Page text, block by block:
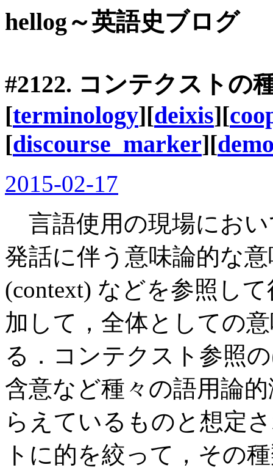
hellog～英語史ブログ
#2122. コンテクストの
[terminology][deixis][
[discourse_marker][
2015-02-17
言語使用の現場にお
発話に伴う意味論的な
(context) などを参照し
加して，全体としての
る．コンテクスト参照
含意など種々の語用論
らえているものと想定
トに的を絞って，その